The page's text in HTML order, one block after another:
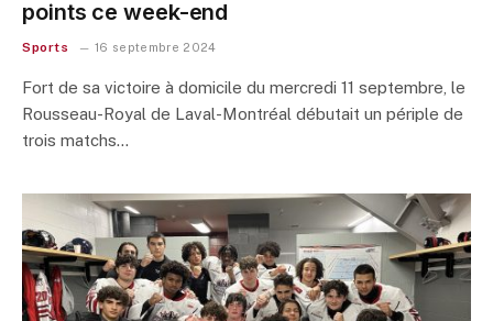
points ce week-end
Sports 16 septembre 2024
Fort de sa victoire à domicile du mercredi 11 septembre, le
Rousseau-Royal de Laval-Montréal débutait un périple de
trois matchs…